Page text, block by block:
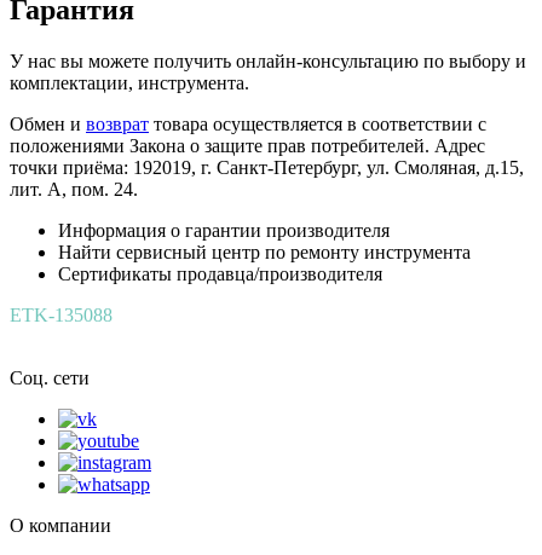
Гарантия
У нас вы можете получить онлайн-консультацию по выбору и
комплектации, инструмента.
Обмен и возврат товара осуществляется в соответствии с
положениями Закона о защите прав потребителей. Адрес
точки приёма: 192019, г. Санкт-Петербург, ул. Смоляная, д.15,
лит. А, пом. 24.
Информация о гарантии производителя
Найти сервисный центр по ремонту инструмента
Сертификаты продавца/производителя
ETK-135088
Соц. сети
О компании